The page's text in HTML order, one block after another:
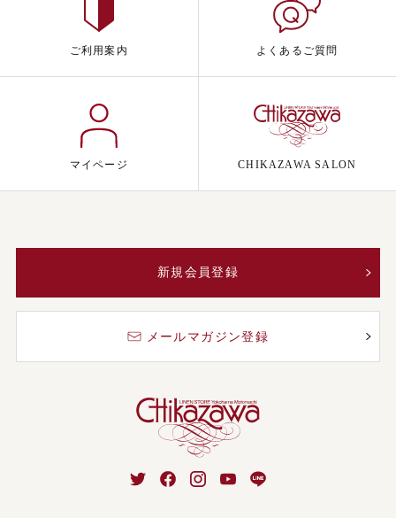
ご利用案内 よくあるご質問
マイページ CHIKAZAWA SALON
新規会員登録
メールマガジン登録